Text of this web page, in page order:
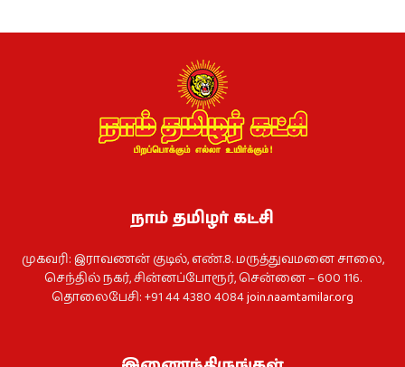
நாம் தமிழர் கட்சி
முகவரி: இராவணன் குடில், எண்.8. மருத்துவமனை சாலை,
செந்தில் நகர், சின்னப்போரூர், சென்னை – 600 116.
தொலைபேசி: +91 44 4380 4084join.naamtamilar.org